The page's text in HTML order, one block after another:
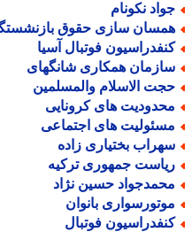
نکونام
سازی حقوق بازنشستگان
فوتبال آسیا
همکاری شانگهای
الاسلام والمسلمین
های کرونایی
های اجتماعی
بختیاری زاده
جمهوری ترکیه
حسین نژاد
بانوان
فوتبال